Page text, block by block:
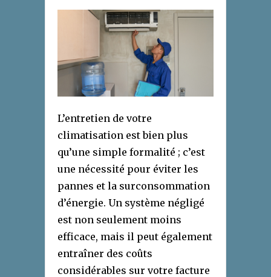
L’entretien de votre
climatisation est bien plus
qu’une simple formalité ; c’est
une nécessité pour éviter les
pannes et la surconsommation
d’énergie. Un système négligé
est non seulement moins
efficace, mais il peut également
entraîner des coûts
considérables sur votre facture